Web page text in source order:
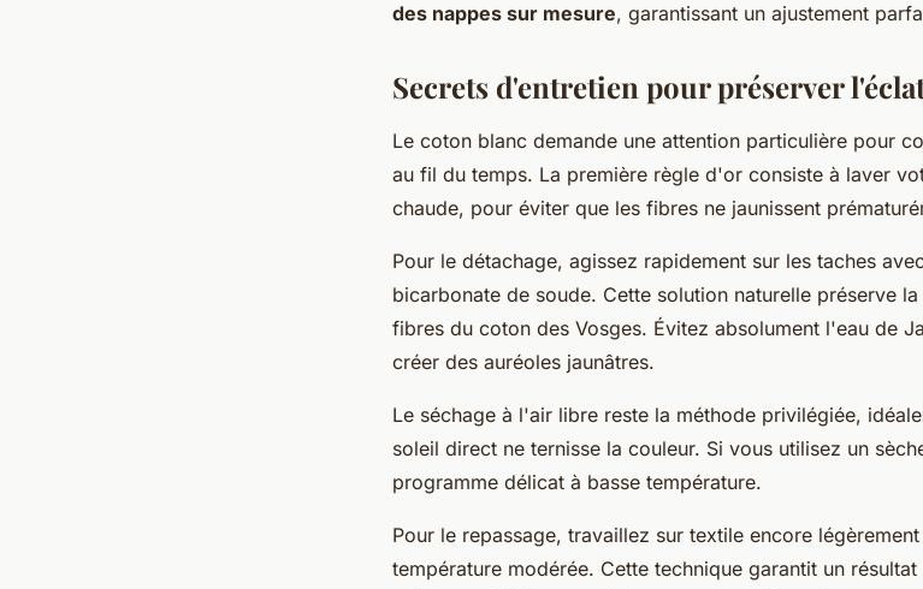
des nappes sur mesure, garantissant un ajustement
Secrets d'entretien pour préserver
Le coton blanc demande une attention particulière pour
au fil du temps. La première règle d'or consiste à laver
chaude, pour éviter que les fibres ne jaunissent
Pour le détachage, agissez rapidement sur les taches
bicarbonate de soude. Cette solution naturelle préserve
fibres du coton des Vosges. Évitez absolument l'eau de
créer des auréoles jaunâtres.
Le séchage à l'air libre reste la méthode privilégiée,
soleil direct ne ternisse la couleur. Si vous utilisez un
programme délicat à basse température.
Pour le repassage, travaillez sur textile encore
température modérée. Cette technique garantit un résultat